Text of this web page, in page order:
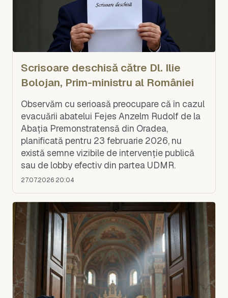
Scrisoare deschisă către Dl. Ilie
Bolojan, Prim-ministru al României
Observăm cu serioasă preocupare că în cazul
evacuării abatelui Fejes Anzelm Rudolf de la
Abația Premonstratensă din Oradea,
planificată pentru 23 februarie 2026, nu
există semne vizibile de intervenție publică
sau de lobby efectiv din partea UDMR.
27.07.2026 20:04